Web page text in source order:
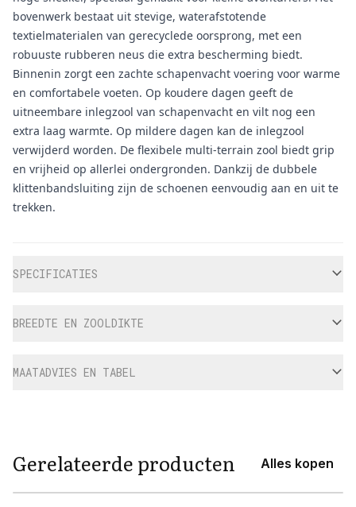
bovenwerk bestaat uit stevige, waterafstotende
textielmaterialen van gerecyclede oorsprong, met een
robuuste rubberen neus die extra bescherming biedt.
Binnenin zorgt een zachte schapenvacht voering voor warme
en comfortabele voeten. Op koudere dagen geeft de
uitneembare inlegzool van schapenvacht en vilt nog een
extra laag warmte. Op mildere dagen kan de inlegzool
verwijderd worden. De flexibele multi-terrain zool biedt grip
en vrijheid op allerlei ondergronden. Dankzij de dubbele
klittenbandsluiting zijn de schoenen eenvoudig aan en uit te
trekken.
SPECIFICATIES
BREEDTE EN ZOOLDIKTE
MAATADVIES EN TABEL
Gerelateerde producten Alles kopen